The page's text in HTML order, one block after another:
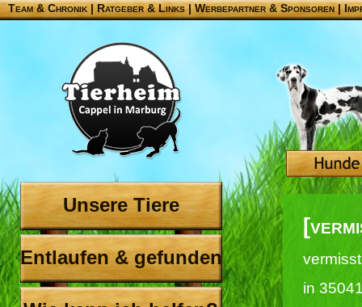
Team & Chronik |Ratgeber & Links|Werbepartner & Sponsoren|
Unsere Tiere
Entlaufen & gefunden
in